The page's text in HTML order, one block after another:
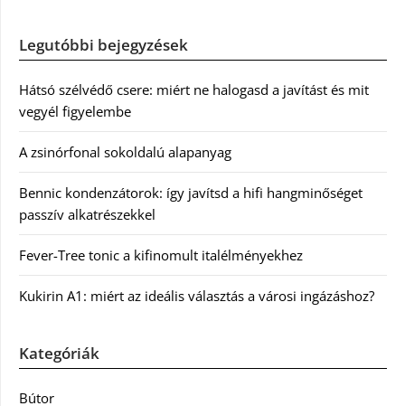
Legutóbbi bejegyzések
Hátsó szélvédő csere: miért ne halogasd a javítást és mit
vegyél figyelembe
A zsinórfonal sokoldalú alapanyag
Bennic kondenzátorok: így javítsd a hifi hangminőséget
passzív alkatrészekkel
Fever-Tree tonic a kifinomult italélményekhez
Kukirin A1: miért az ideális választás a városi ingázáshoz?
Kategóriák
Bútor